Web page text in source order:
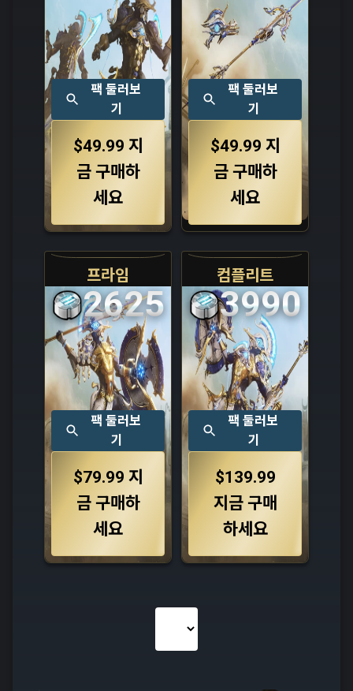
팩 둘러보
기
$49.99 지
금 구매하
세요
팩 둘러보
기
$49.99 지
금 구매하
세요
프라임
2625
팩 둘러보
기
$79.99 지
금 구매하
세요
컴플리트
3990
팩 둘러보
기
$139.99
지금 구매
하세요